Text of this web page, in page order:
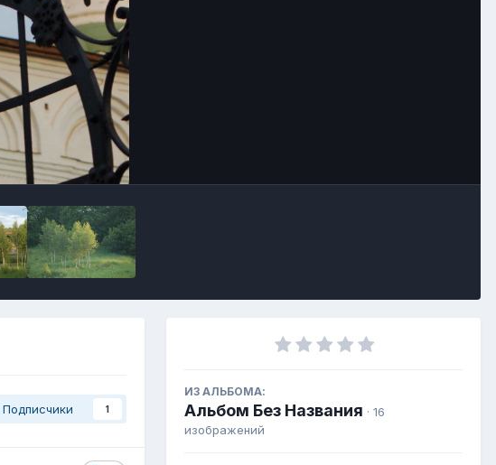
Подписчики 1
ИЗ АЛЬБОМА:
Альбом Без Названия · 16
изображений